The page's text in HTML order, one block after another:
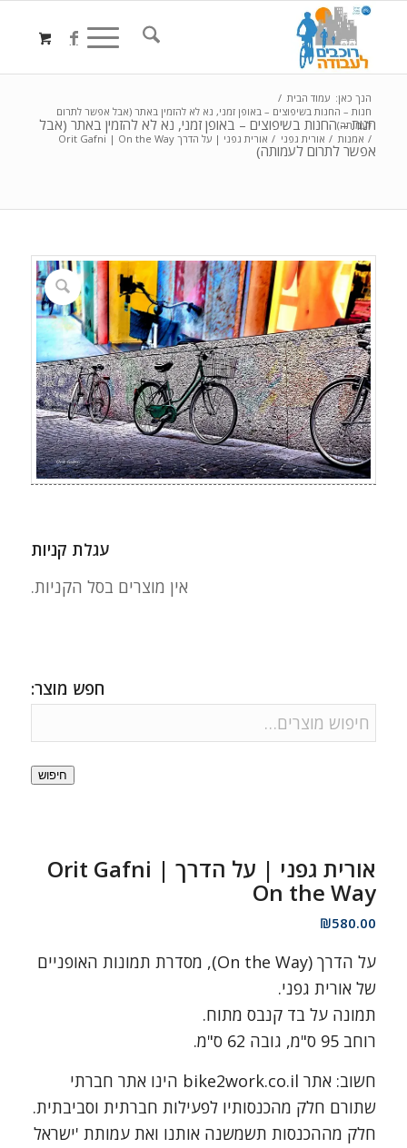
חנות – החנות בשיפוצים – באופן זמני, נא לא להזמין באתר (אבל
אפשר לתרום לעמותה)
הנך כאן: עמוד הבית /
חנות – החנות בשיפוצים – באופן זמני, נא לא להזמין באתר (אבל אפשר לתרום
לעמותה)
/ אמנות / אורית גפני / אורית גפני | על הדרך Orit Gafni | On the Way
עגלת קניות
אין מוצרים בסל הקניות.
חפש מוצר:
חיפוש
אורית גפני | על הדרך Orit Gafni |
On the Way
₪580.00
על הדרך (On the Way), מסדרת תמונות האופניים
של אורית גפני.
תמונה על בד קנבס מתוח.
רוחב 95 ס"מ, גובה 62 ס"מ.
חשוב: אתר bike2work.co.il הינו אתר חברתי
שתורם חלק מהכנסותיו לפעילות חברתית וסביבתית.
חלק מההכנסות תשמשנה אותנו ואת עמותת 'ישראל